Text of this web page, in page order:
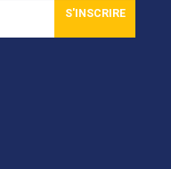
S'INSCRIRE